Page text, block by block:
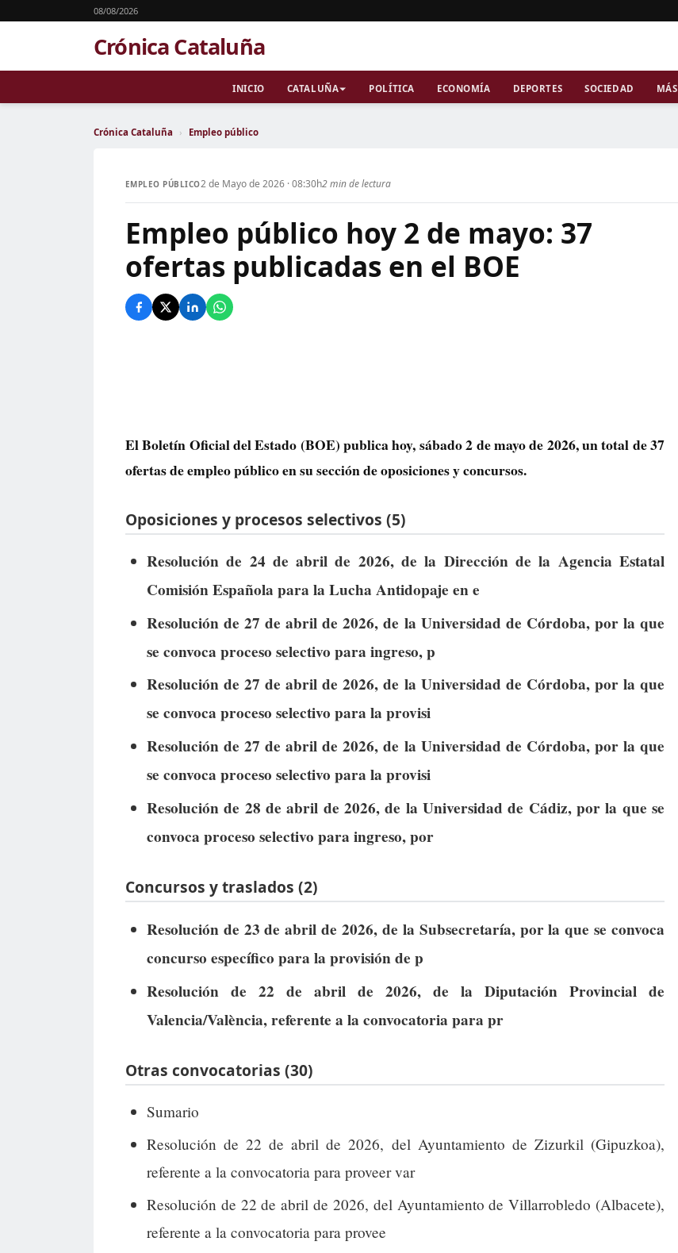
08/08/2026
Crónica Cataluña
INICIO CATALUÑA POLÍTICA ECONOMÍA DEPORTES SOCIEDAD MÁS
Crónica Cataluña › Empleo público
EMPLEO PÚBLICO2 de Mayo de 2026 · 08:30h2 min de lectura
Empleo público hoy 2 de mayo: 37
ofertas publicadas en el BOE
El Boletín Oficial del Estado (BOE) publica hoy, sábado 2 de mayo de 2026, un total de37
ofertas de empleo públicoen su sección de oposiciones y concursos.
Oposiciones y procesos selectivos (5)
Resolución de 24 de abril de 2026, de la Dirección de la Agencia Estatal
Comisión Española para la Lucha Antidopaje en e
Resolución de 27 de abril de 2026, de la Universidad de Córdoba, por la que
se convoca proceso selectivo para ingreso, p
Resolución de 27 de abril de 2026, de la Universidad de Córdoba, por la que
se convoca proceso selectivo para la provisi
Resolución de 27 de abril de 2026, de la Universidad de Córdoba, por la que
se convoca proceso selectivo para la provisi
Resolución de 28 de abril de 2026, de la Universidad de Cádiz, por la que se
convoca proceso selectivo para ingreso, por
Concursos y traslados (2)
Resolución de 23 de abril de 2026, de la Subsecretaría, por la que se convoca
concurso específico para la provisión de p
Resolución de 22 de abril de 2026, de la Diputación Provincial de
Valencia/València, referente a la convocatoria para pr
Otras convocatorias (30)
Sumario
Resolución de 22 de abril de 2026, del Ayuntamiento de Zizurkil (Gipuzkoa),
referente a la convocatoria para proveer var
Resolución de 22 de abril de 2026, del Ayuntamiento de Villarrobledo (Albacete),
referente a la convocatoria para provee